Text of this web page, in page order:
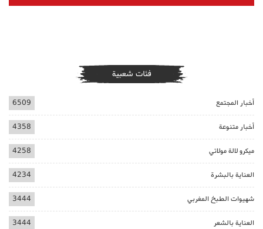
فئات شعبية
أخبار المجتمع 6509
أخبار متنوعة 4358
ميكرو لالة مولاتي 4258
العناية بالبشرة 4234
شهيوات الطبخ المغربي 3444
العناية بالشعر 3444